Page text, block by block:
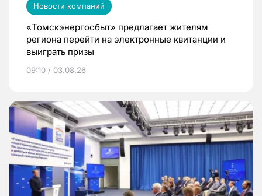
Новости компаний
«Томскэнергосбыт» предлагает жителям
региона перейти на электронные квитанции и
выиграть призы
09:10 / 03.08.26